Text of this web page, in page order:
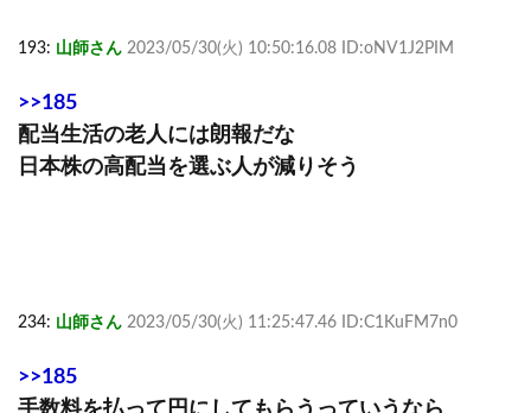
193: 山師さん 2023/05/30(火) 10:50:16.08 ID:oNV1J2PIM
>>185
配当生活の老人には朗報だな
日本株の高配当を選ぶ人が減りそう
234: 山師さん 2023/05/30(火) 11:25:47.46 ID:C1KuFM7n0
>>185